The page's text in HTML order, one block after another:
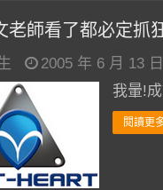
老師看了都必定抓
2005 年 6 月 13 日
我暈!
閱讀更